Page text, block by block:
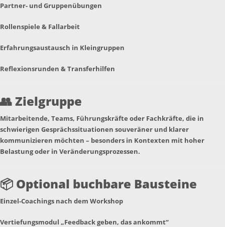
Partner- und Gruppenübungen
Rollenspiele & Fallarbeit
Erfahrungsaustausch in Kleingruppen
Reflexionsrunden & Transferhilfen
👥Zielgruppe
Mitarbeitende, Teams, Führungskräfte oder Fachkräfte, die in
schwierigen Gesprächssituationen souveräner und klarer
kommunizieren möchten – besonders in Kontexten mit hoher
Belastung oder in Veränderungsprozessen.
📦 Optional buchbare Bausteine
Einzel-Coachings nach dem Workshop
Vertiefungsmodul „Feedback geben, das ankommt“